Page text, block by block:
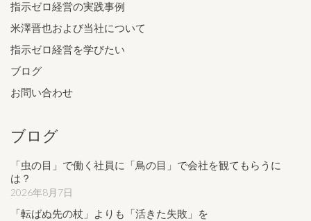
指示ゼロ経営の実践事例
米澤晋也および当社について
指示ゼロ経営を学びたい
ブログ
お問い合わせ
ブログ
「虫の目」で働く社員に「鳥の目」で会社を観てもらうに
は？
2026年8月7日
「転ばぬ先の杖」よりも「活きた失敗」を